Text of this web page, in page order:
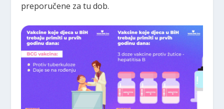
preporučene za tu dob.